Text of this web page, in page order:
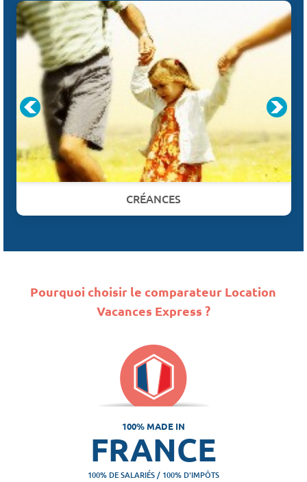
CRÉANCES
Pourquoi choisir le comparateur Location
Vacances Express ?
100% MADE IN
FRANCE
100% DE SALARIÉS / 100% D'IMPÔTS